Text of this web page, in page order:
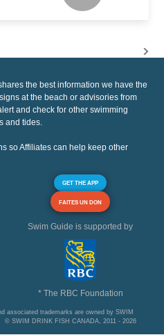
the best information we have the
at the beach or advisories from
and check for other swimming
and tides.
so Affiliates can help keep other
GET THE APP
FAITES UN DON
Swim Guide is supported by
* The RBC Foundation
associated trademarks are owned by SWIM
© SWIM DRINK FISH CANADA, 2011 - 2026